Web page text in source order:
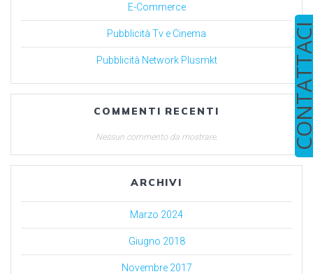
E-Commerce
Pubblicità Tv e Cinema
Pubblicità Network Plusmkt
COMMENTI RECENTI
Nessun commento da mostrare.
ARCHIVI
Marzo 2024
Giugno 2018
Novembre 2017